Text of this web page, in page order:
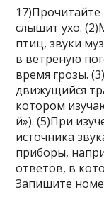
17)Прочитайте
слышит ухо.
птиц, звуки
в ветреную
время грозы.
движущийся
котором
й»). (5)При
источника
приборы,
ответов, в
Запишите